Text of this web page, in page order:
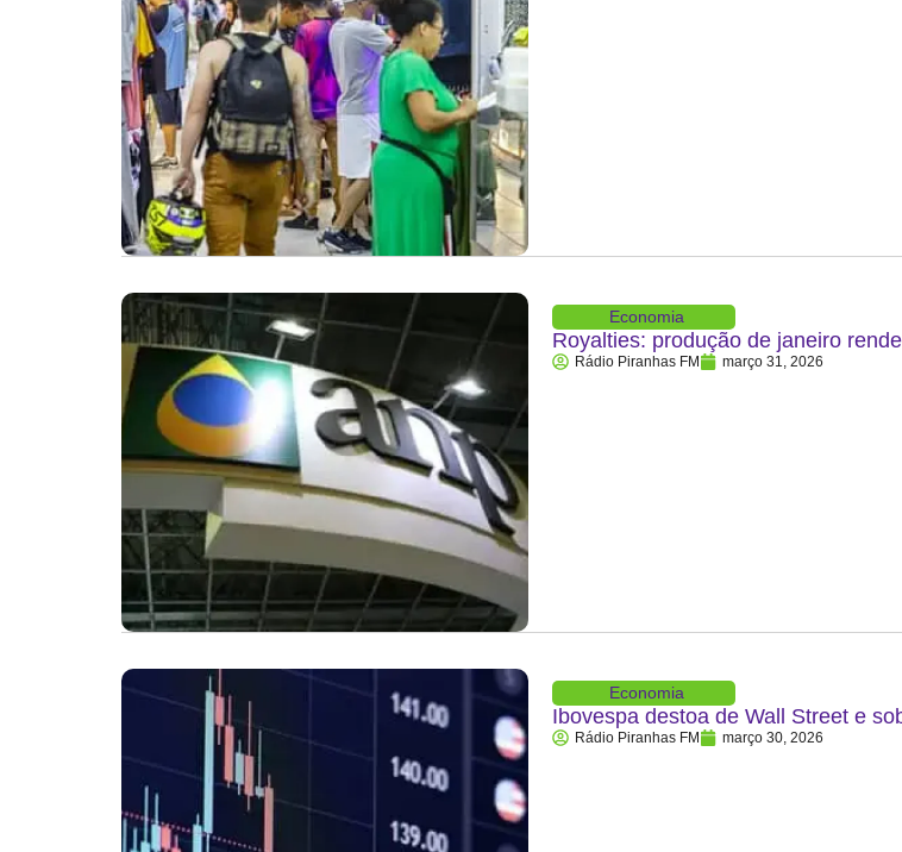
Economia
Royalties: produção de janeiro
Rádio Piranhas FM março 31, 2026
Economia
Ibovespa destoa de Wall Street e
Rádio Piranhas FM março 30, 2026